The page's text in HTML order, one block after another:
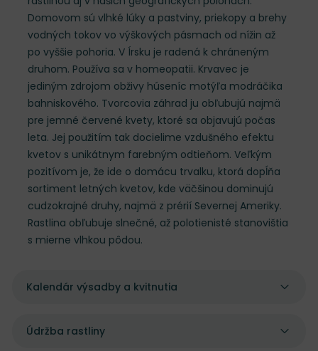
Domovom sú vlhké lúky a pastviny, priekopy a brehy
vodných tokov vo výškových pásmach od nížin až
po vyššie pohoria. V Írsku je radená k chráneným
druhom. Používa sa v homeopatii. Krvavec je
jediným zdrojom obživy húseníc motýľa modráčika
bahniskového. Tvorcovia záhrad ju obľubujú najmä
pre jemné červené kvety, ktoré sa objavujú počas
leta. Jej použitím tak docielime vzdušného efektu
kvetov s unikátnym farebným odtieňom. Veľkým
pozitívom je, že ide o domácu trvalku, ktorá dopĺňa
sortiment letných kvetov, kde väčšinou dominujú
cudzokrajné druhy, najmä z prérií Severnej Ameriky.
Rastlina obľubuje slnečné, až polotienisté stanovištia
s mierne vlhkou pôdou.
Kalendár výsadby a kvitnutia
Údržba rastliny